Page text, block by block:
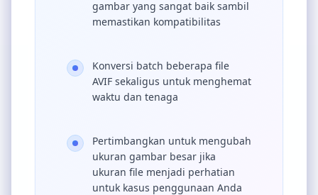
gambar yang sangat baik sambil
memastikan kompatibilitas
Konversi batch beberapa file
AVIF sekaligus untuk menghemat
waktu dan tenaga
Pertimbangkan untuk mengubah
ukuran gambar besar jika
ukuran file menjadi perhatian
untuk kasus penggunaan Anda